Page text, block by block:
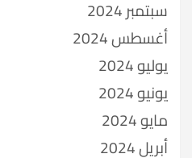
سبتمبر 2024
أغسطس 2024
يوليو 2024
يونيو 2024
مايو 2024
أبريل 2024